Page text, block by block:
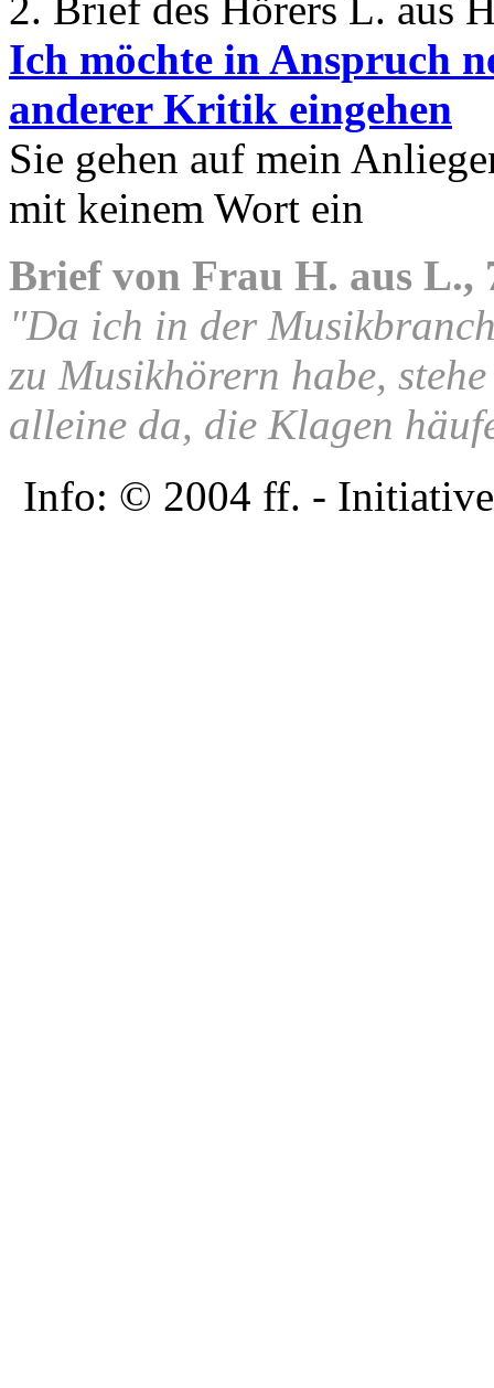
2. Brief des Hörers L. aus
Ich möchte in Anspruch
anderer Kritik eingehen
Sie gehen auf mein
mit keinem Wort ein
Brief von Frau H. aus L.,
"Da ich in der
zu Musikhörern habe,
alleine da, die Klagen
Info: © 2004 ff. -